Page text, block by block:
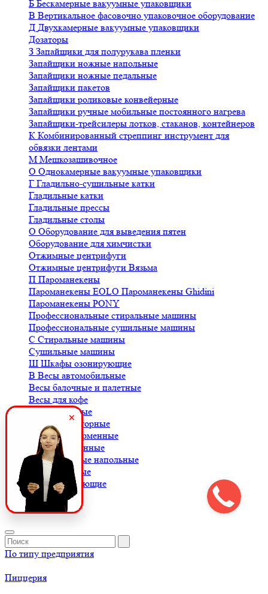
Б Бескамерные вакуумные упаковщики
В Вертикальное фасовочно упаковочное оборудование
Д Двухкамерные вакуумные упаковщики
Дозаторы
З Запайщики для полурукава пленки
Запайщики ножные напольные
Запайщики ножные педальные
Запайщики пакетов
Запайщики роликовые конвейерные
Запайщики ручные мобильные постоянного нагрева
Запайщики-трейсилеры лотков, стаканов, контейнеров
К Комбинированный стреппинг инструмент для
обвязки лентами
М Мешкозашивочное
О Однокамерные вакуумные упаковщики
Г Гладильно-сушильные катки
Гладильные катки
Гладильные прессы
Гладильные столы
О Оборудование для выведения пятен
Оборудование для химчистки
Отжимные центрифуги
Отжимные центрифуги Вязьма
П Пароманекены
Пароманекены EOLO Пароманекены Ghidini
Пароманекены PONY
Профессиональные стиральные машины
Профессиональные сушильные машины
С Стиральные машины
Сушильные машины
Ш Шкафы озонирующие
В Весы автомобильные
Весы балочные и палетные
Весы для кофе
Весы крановые
Весы лабораторные
Весы платформенные
Весы порционные
Весы товарные напольные
Весы торговые
ККомплектующие
По типу предприятия
Пиццерия